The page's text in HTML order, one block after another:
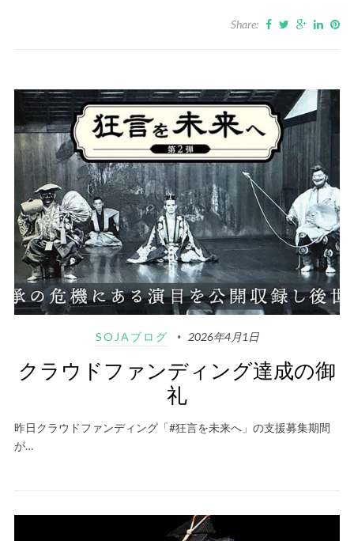
Share:
SOJAブログ 2026年4月1日
クラウドファンディング達成の御
礼
昨日クラウドファンディング「#狂言を未来へ」の支援募集期間
が…